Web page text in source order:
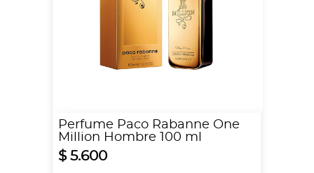
Perfume Paco Rabanne One
Million Hombre 100 ml
$ 5.600